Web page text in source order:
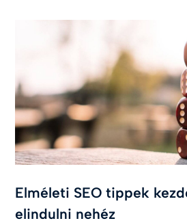
Elméleti SEO tippek
elindulni nehéz